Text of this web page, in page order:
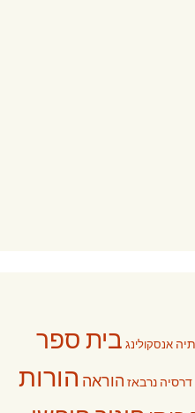
אנסקולינג בית ספר
דרסיה נרבאז הוראה הורות